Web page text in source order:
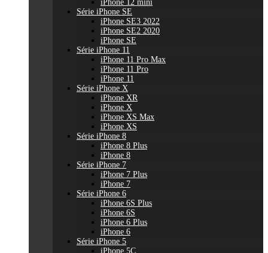
iPhone 12 mini
Série iPhone SE
iPhone SE3 2022
iPhone SE2 2020
iPhone SE
Série iPhone 11
iPhone 11 Pro Max
iPhone 11 Pro
iPhone 11
Série iPhone X
iPhone XR
iPhone X
iPhone XS Max
iPhone XS
Série iPhone 8
iPhone 8 Plus
iPhone 8
Série iPhone 7
iPhone 7 Plus
iPhone 7
Série iPhone 6
iPhone 6S Plus
iPhone 6S
iPhone 6 Plus
iPhone 6
Série iPhone 5
iPhone 5C